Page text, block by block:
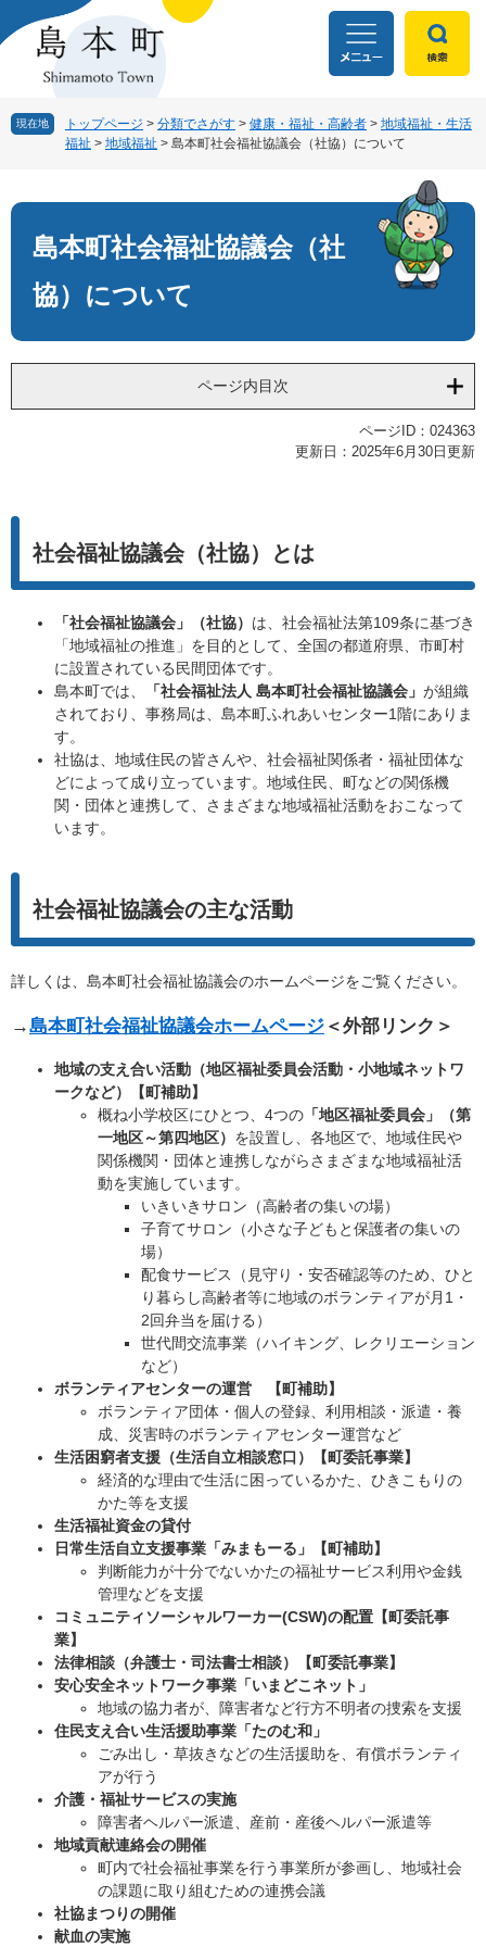
ー
ニ
本
現在地 トップページ > 分類でさがす > 健康・福祉・高齢者 > 地域福祉・生活
福祉 > 地域福祉 > 島本町社会福祉協議会（社協）について
文
島本町社会福祉協議会（社
協）について
ページ内目次
ページID：024363
更新日：2025年6月30日更新
社会福祉協議会（社協）とは
「社会福祉協議会」（社協） は、社会福祉法第109条に基づき
「地域福祉の推進」を目的として、全国の都道府県、市町村
に設置されている民間団体です。
島本町では、
「社会福祉法人 島本町社会福祉協議会」 が組織
されており、事務局は、島本町ふれあいセンター1階にありま
す。
社協は、地域住民の皆さんや、社会福祉関係者・福祉団体な
どによって成り立っています。地域住民、町などの関係機
関・団体と連携して、さまざまな地域福祉活動をおこなって
います。
社会福祉協議会の主な活動
詳しくは、島本町社会福祉協議会のホームページをご覧ください。
→島本町社会福祉協議会ホームページ ＜外部リンク＞
地域の支え合い活動（地区福祉委員会活動・小地域ネットワ
ークなど）【町補助】
概ね小学校区にひとつ、4つの 「地区福祉委員会」（第
一地区～第四地区） を設置し、各地区で、地域住民や
関係機関・団体と連携しながらさまざまな地域福祉活
動を実施しています。
いきいきサロン（高齢者の集いの場）
子育てサロン（小さな子どもと保護者の集いの
場）
配食サービス（見守り・安否確認等のため、ひと
り暮らし高齢者等に地域のボランティアが月1・
2回弁当を届ける）
世代間交流事業（ハイキング、レクリエーション
など）
ボランティアセンターの運営 【町補助】
ボランティア団体・個人の登録、利用相談・派遣・養
成、災害時のボランティアセンター運営など
生活困窮者支援（生活自立相談窓口）【町委託事業】
経済的な理由で生活に困っているかた、ひきこもりの
かた等を支援
生活福祉資金の貸付
日常生活自立支援事業「みまもーる」【町補助】
​判断能力が十分でないかたの福祉サービス利用や金銭
管理などを支援
コミュニティソーシャルワーカー(CSW)の配置【町委託事
業】
法律相談（弁護士・司法書士相談）【町委託事業】​
安心安全ネットワーク事業「いまどこネット」​
地域の協力者が、障害者など行方不明者の捜索を支援
住民支え合い生活援助事業「たのむ和」
ごみ出し・草抜きなどの生活援助を、有償ボランティ
アが行う
介護・福祉サービスの実施
障害者ヘルパー派遣、産前・産後ヘルパー派遣等
地域貢献連絡会の開催​
町内で社会福祉事業を行う事業所が参画し、地域社会
の課題に取り組むための連携会議
社協まつりの開催
献血の実施